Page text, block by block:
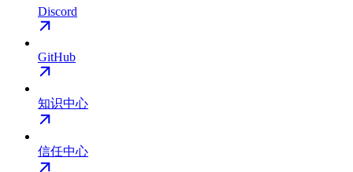
Discord
GitHub
知识中心
信任中心